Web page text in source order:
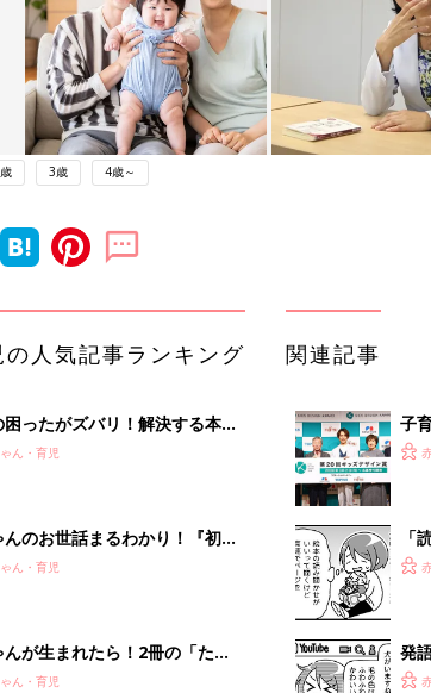
3歳 4歳～
人気記事ランキング
困ったがズバリ！解決する本
こクラブ 秋号』 4カ月～2才
ん・育児
のお世話まるわかり！『初め
こクラブ 夏号』〈巻頭大特
ん・育児
が生まれたら！2冊の「たま
ん・育児
関連記事
子
た
「
か
発
く